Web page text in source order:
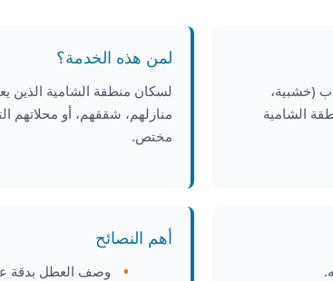
(خشبية،
الشامية
لمن هذه الخدمة؟
لسكان منطقة الشامية الذين
منازلهم، شققهم، أو محلاتهم
مختص.
أهم النصائح
وصف العطل بدقة